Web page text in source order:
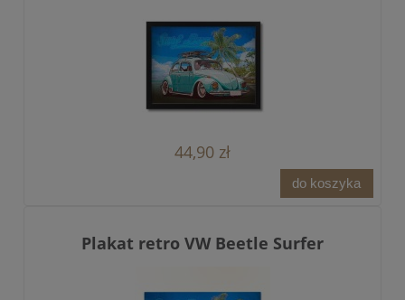
44,90 zł
do koszyka
Plakat retro VW Beetle Surfer